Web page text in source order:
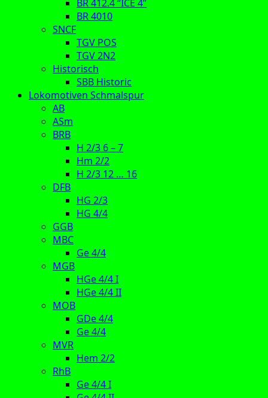
BR 412.4 “ICE 4”
BR 4010
SNCF
TGV POS
TGV 2N2
Historisch
SBB Historic
Lokomotiven Schmalspur
AB
ASm
BRB
H 2/3 6 – 7
Hm 2/2
H 2/3 12 … 16
DFB
HG 2/3
HG 4/4
GGB
MBC
Ge 4/4
MGB
HGe 4/4 I
HGe 4/4 II
MOB
GDe 4/4
Ge 4/4
MVR
Hem 2/2
RhB
Ge 4/4 I